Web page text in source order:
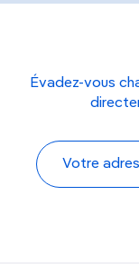
Évadez-vous